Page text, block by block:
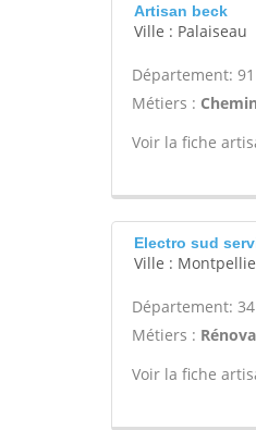
Artisan beck
Ville : Palaiseau
Département: 91
Métiers :
Voir la fiche
Electro sud
Ville :
Département: 34
Métiers :
Voir la fiche